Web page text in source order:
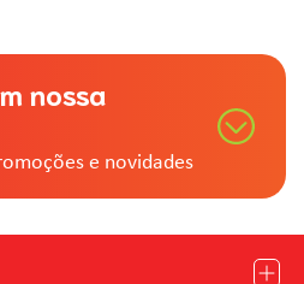
nossa
e novidades